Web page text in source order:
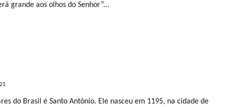
grande aos olhos do Senhor”...
do Brasil é Santo Antônio. Ele nasceu em 1195, na cidade de